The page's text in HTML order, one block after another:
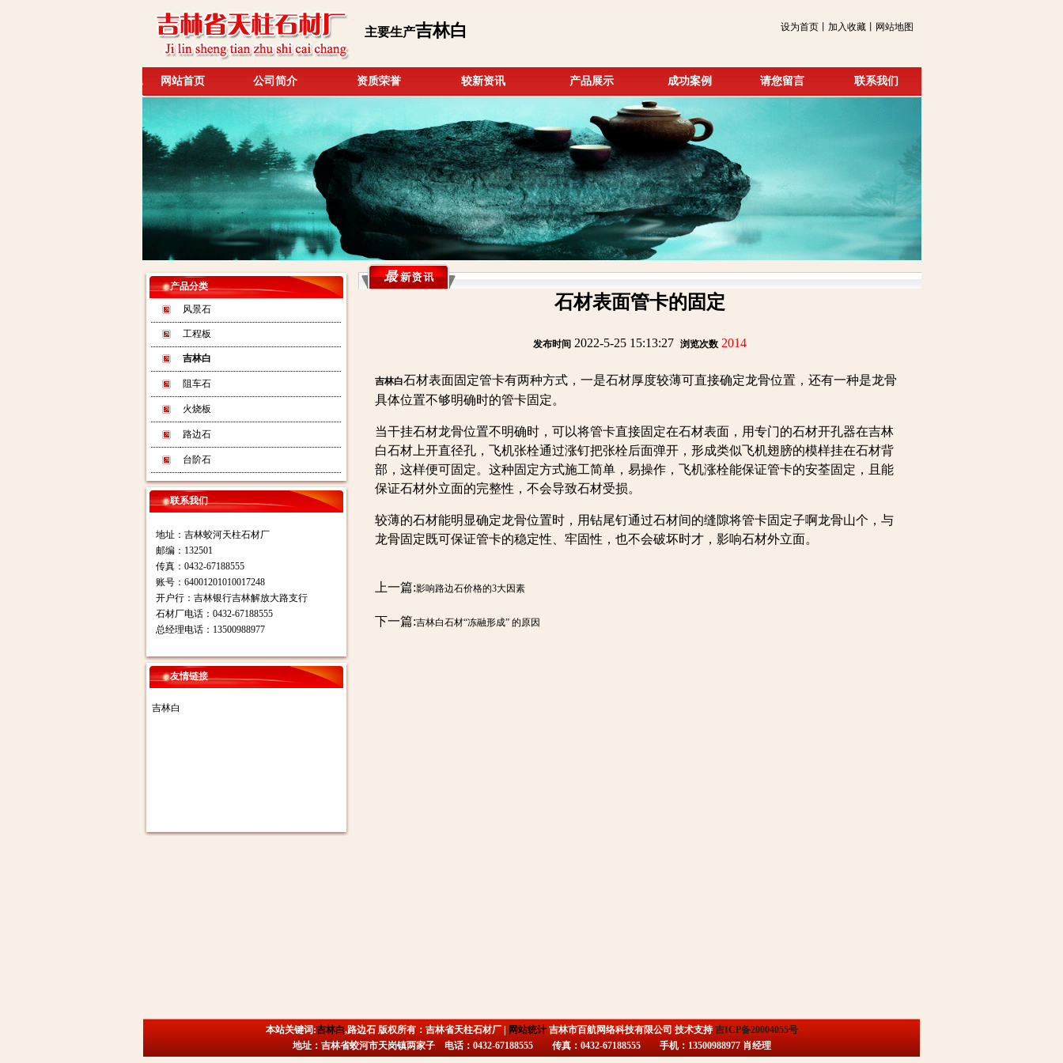
主要生产吉林白 设为首页丨加入收藏丨网站地图
网站首页 公司简介 资质荣誉 较新资讯 产品展示 成功案例 请您留言 联系我们
产品分类
风景石
工程板
吉林白
阻车石
火烧板
路边石
台阶石
联系我们
地址：吉林蛟河天柱石材厂
邮编：132501
传真：0432-67188555
账号：64001201010017248
开户行：吉林银行吉林解放大路支行
石材厂电话：0432-67188555
总经理电话：13500988977
友情链接
吉林白
石材表面管卡的固定
发布时间 2022-5-25 15:13:27 浏览次数: 2014
吉林白石材表面固定管卡有两种方式，一是石材厚度较薄可直接确定龙骨位置，还有一种是龙骨
具体位置不够明确时的管卡固定。
当干挂石材龙骨位置不明确时，可以将管卡直接固定在石材表面，用专门的石材开孔器在吉林
白石材上开直径孔，飞机张栓通过涨钉把张栓后面弹开，形成类似飞机翅膀的模样挂在石材背
部，这样便可固定。这种固定方式施工简单，易操作，飞机涨栓能保证管卡的安荃固定，且能
保证石材外立面的完整性，不会导致石材受损。
较薄的石材能明显确定龙骨位置时，用钻尾钉通过石材间的缝隙将管卡固定子啊龙骨山个，与
龙骨固定既可保证管卡的稳定性、牢固性，也不会破坏时才，影响石材外立面。
上一篇:影响路边石价格的3大因素
下一篇:吉林白石材“冻融形成” 的原因
本站关键词:吉林白,路边石 版权所有：吉林省天柱石材厂 | 网站统计吉林市百航网络科技有限公司 技术支持吉ICP备20004055号
地址：吉林省蛟河市天岗镇两家子 电话：0432-67188555 传真：0432-67188555 手机：13500988977 肖经理